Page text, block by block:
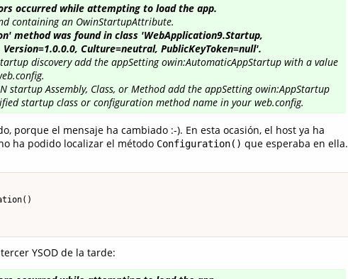
occurred while attempting to load the app.
containing an OwinStartupAttribute.
method was found in class 'WebApplication9.Startup,
Culture=neutral, PublicKeyToken=null'.
discovery add the appSetting owin:AutomaticAppStartup with a value
startup Assembly, Class, or Method add the appSetting owin:AppStartup
startup class or configuration method name in your web.config.
porque el mensaje ha cambiado :-). En esta ocasión, el host ya ha
ha podido localizar el método Configuration() que esperaba en ella.
YSOD de la tarde: